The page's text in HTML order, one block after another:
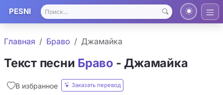
PESNI
Главная Браво Джамайка
Текст песни Браво - Джамайка
В избранное Заказать перевод